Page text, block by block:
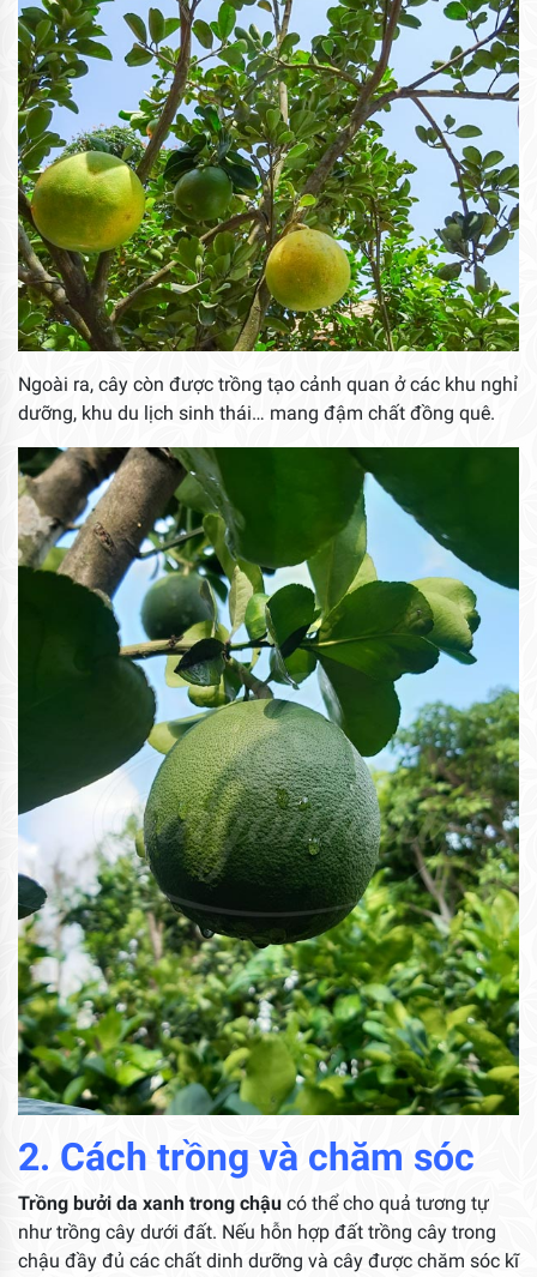
Ngoài ra, cây còn được trồng tạo cảnh quan ở các khu nghỉ
dưỡng, khu du lịch sinh thái… mang đậm chất đồng quê.
2. Cách trồng và chăm sóc
Trồng bưởi da xanh trong chậu có thể cho quả tương tự
như trồng cây dưới đất. Nếu hỗn hợp đất trồng cây trong
chậu đầy đủ các chất dinh dưỡng và cây được chăm sóc kĩ